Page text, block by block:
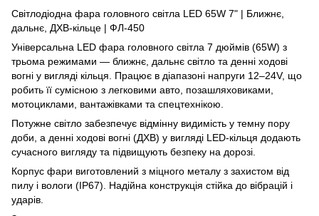
Світлодіодна фара головного світла LED 65W 7" | Ближнє,
дальнє, ДХВ-кільце | ФЛ-450
Універсальна LED фара головного світла 7 дюймів (65W) з
трьома режимами — ближнє, дальнє світло та денні ходові
вогні у вигляді кільця. Працює в діапазоні напруги 12–24V, що
робить її сумісною з легковими авто, позашляховиками,
мотоциклами, вантажівками та спецтехнікою.
Потужне світло забезпечує відмінну видимість у темну пору
доби, а денні ходові вогні (ДХВ) у вигляді LED-кільця додають
сучасного вигляду та підвищують безпеку на дорозі.
Корпус фари виготовлений з міцного металу з захистом від
пилу і вологи (IP67). Надійна конструкція стійка до вібрацій і
ударів.